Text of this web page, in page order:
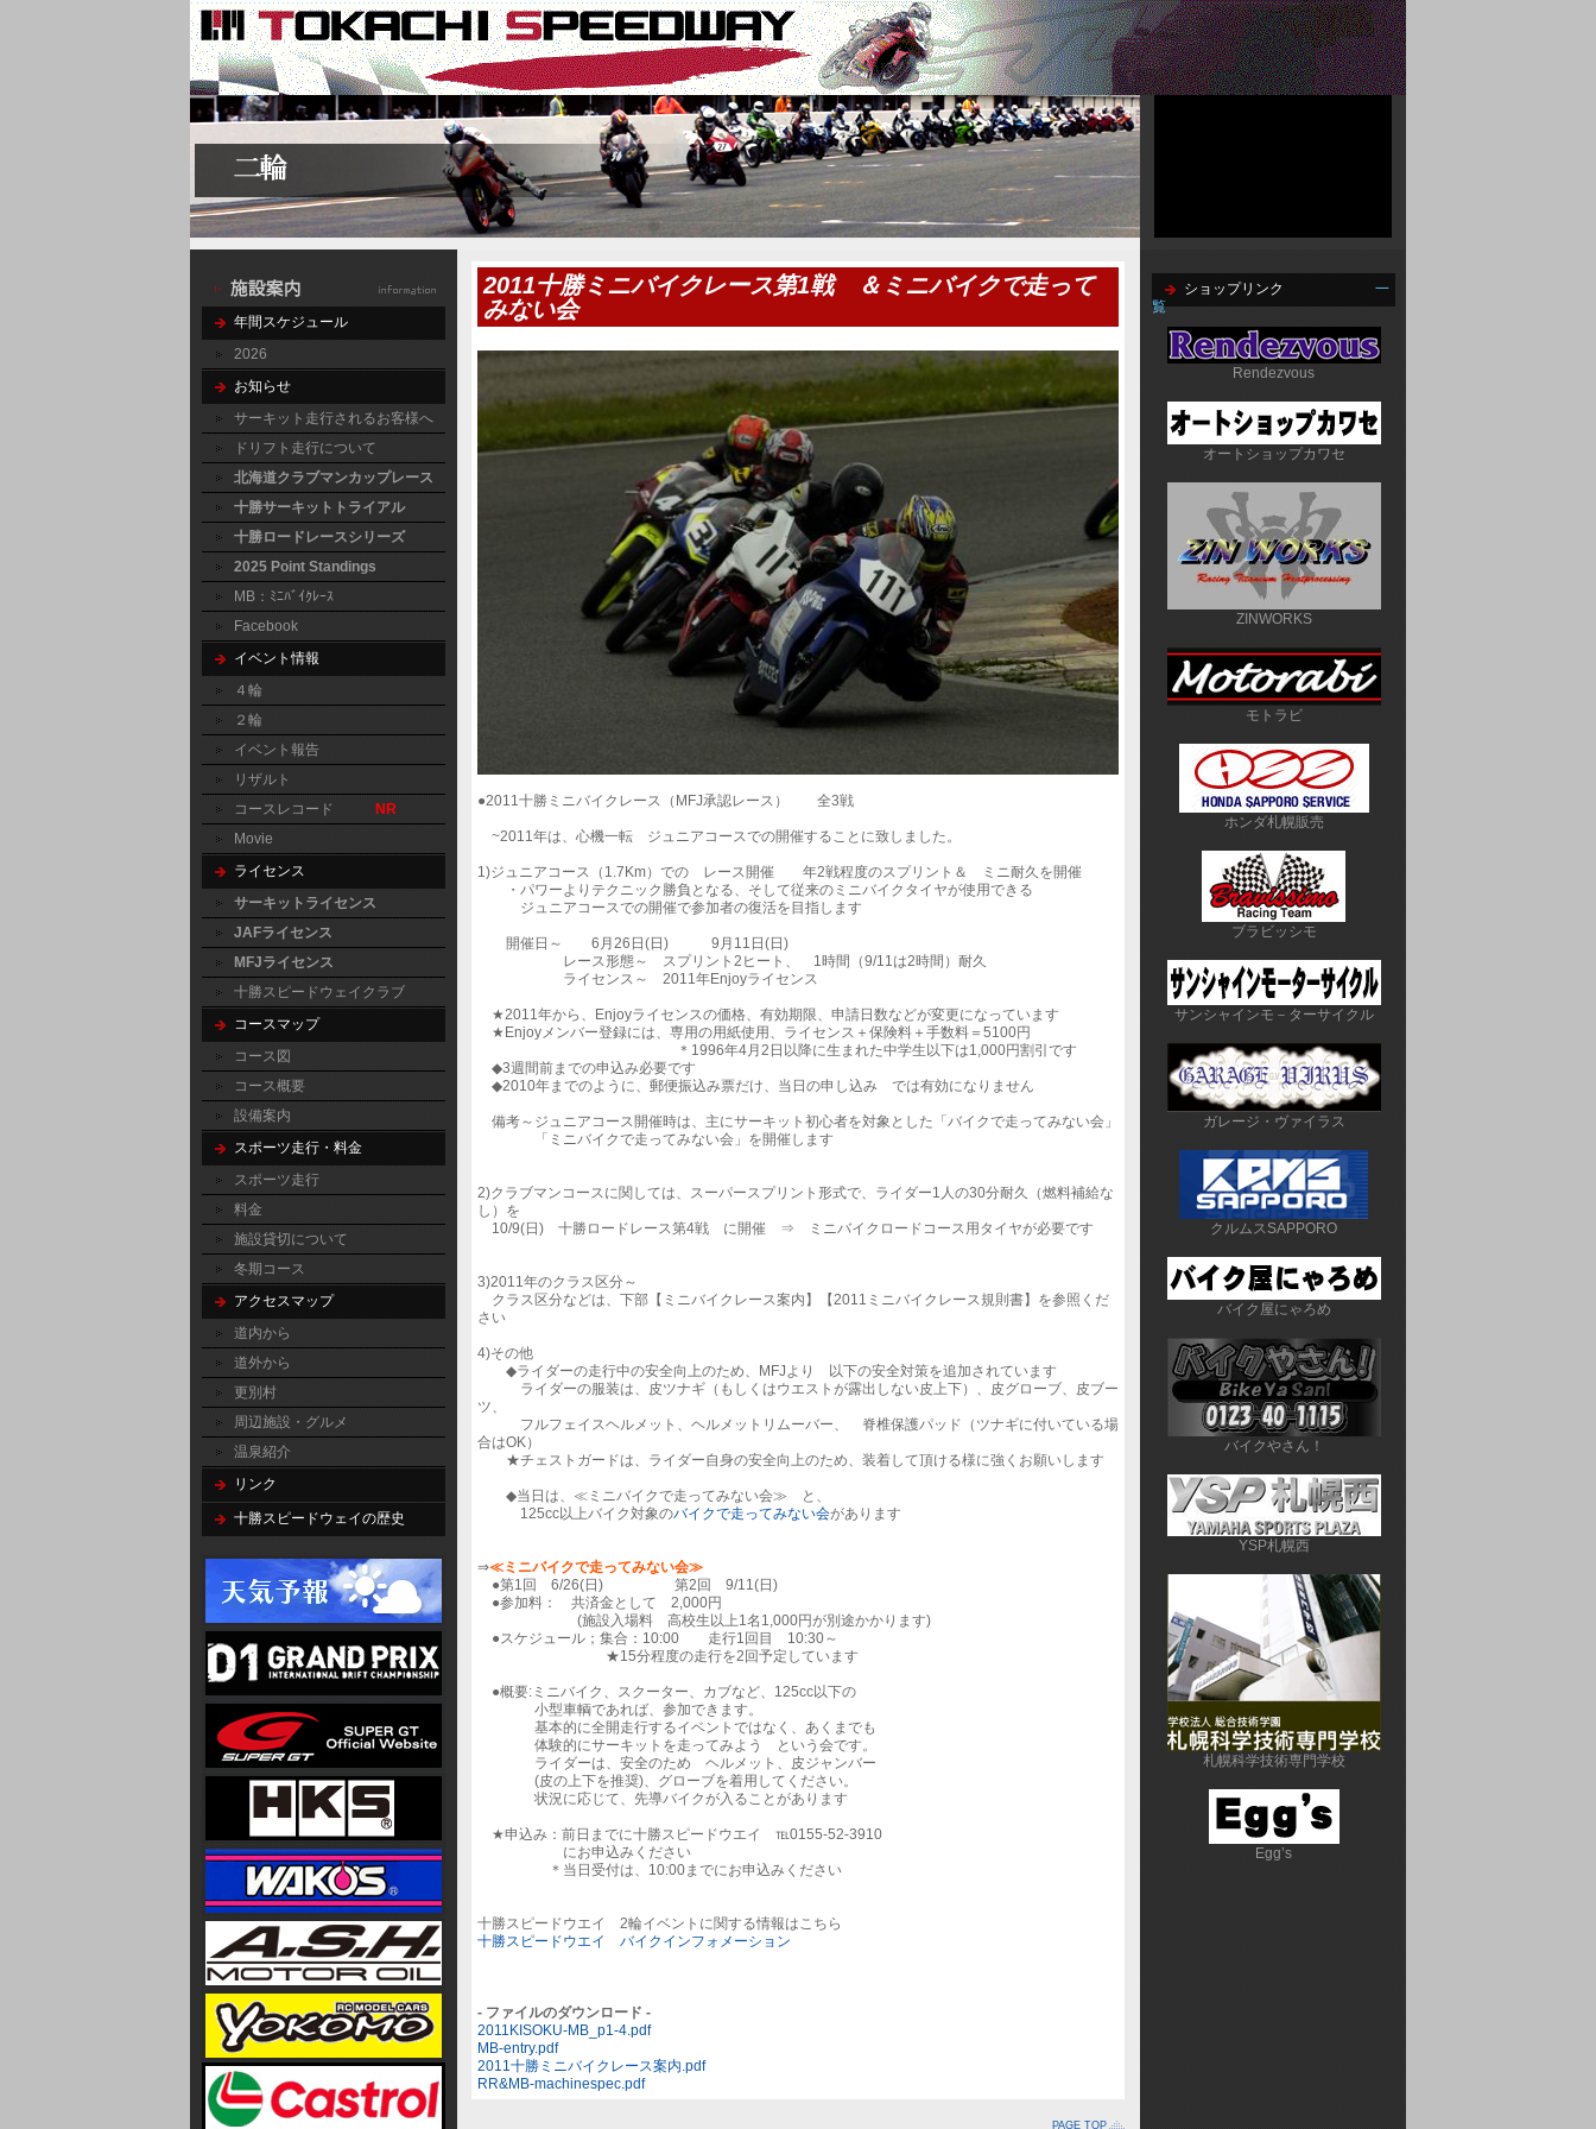
年間スケジュール
2026
お知らせ
サーキット走行されるお客様へ
ドリフト走行について
北海道クラブマンカップレース
十勝サーキットトライアル
十勝ロードレースシリーズ
2025 Point Standings
MB：ﾐﾆﾊﾞｲｸﾚｰｽ
Facebook
イベント情報
４輪
２輪
イベント報告
リザルト
コースレコード
NR
Movie
ライセンス
サーキットライセンス
JAFライセンス
MFJライセンス
十勝スピードウェイクラブ
コースマップ
コース図
コース概要
設備案内
スポーツ走行・料金
スポーツ走行
料金
施設貸切について
冬期コース
アクセスマップ
道内から
道外から
更別村
周辺施設・グルメ
温泉紹介
リンク
十勝スピードウェイの歴史
2011十勝ミニバイクレース第1戦 ＆ミニバイクで走って
みない会
●2011十勝ミニバイクレース（MFJ承認レース） 全3戦
~2011年は、心機一転 ジュニアコースでの開催することに致しました。
1)ジュニアコース（1.7Km）での レース開催 年2戦程度のスプリント＆ ミニ耐久を開催
・パワーよりテクニック勝負となる、そして従来のミニバイクタイヤが使用できる
ジュニアコースでの開催で参加者の復活を目指します
開催日～ 6月26日(日) 9月11日(日)
レース形態～ スプリント2ヒート、 1時間（9/11は2時間）耐久
ライセンス～ 2011年Enjoyライセンス
★2011年から、Enjoyライセンスの価格、有効期限、申請日数などが変更になっています
★Enjoyメンバー登録には、専用の用紙使用、ライセンス＋保険料＋手数料＝5100円
＊1996年4月2日以降に生まれた中学生以下は1,000円割引です
◆3週間前までの申込み必要です
◆2010年までのように、郵便振込み票だけ、当日の申し込み では有効になりません
備考～ジュニアコース開催時は、主にサーキット初心者を対象とした「バイクで走ってみない会」
「ミニバイクで走ってみない会」を開催します
2)クラブマンコースに関しては、スーパースプリント形式で、ライダー1人の30分耐久（燃料補給な
し）を
10/9(日) 十勝ロードレース第4戦 に開催 ⇒ ミニバイクロードコース用タイヤが必要です
3)2011年のクラス区分～
クラス区分などは、下部【ミニバイクレース案内】【2011ミニバイクレース規則書】を参照くだ
さい
4)その他
◆ライダーの走行中の安全向上のため、MFJより 以下の安全対策を追加されています
ライダーの服装は、皮ツナギ（もしくはウエストが露出しない皮上下）、皮グローブ、皮ブー
ツ、
フルフェイスヘルメット、ヘルメットリムーバー、 脊椎保護パッド（ツナギに付いている場
合はOK）
★チェストガードは、ライダー自身の安全向上のため、装着して頂ける様に強くお願いします
◆当日は、≪ミニバイクで走ってみない会≫ と、
125cc以上バイク対象のバイクで走ってみない会があります
⇒≪ミニバイクで走ってみない会≫
●第1回 6/26(日) 第2回 9/11(日)
●参加料： 共済金として 2,000円
(施設入場料 高校生以上1名1,000円が別途かかります)
●スケジュール；集合：10:00 走行1回目 10:30～
★15分程度の走行を2回予定しています
●概要:ミニバイク、スクーター、カブなど、125cc以下の
小型車輌であれば、参加できます。
基本的に全開走行するイベントではなく、あくまでも
体験的にサーキットを走ってみよう という会です。
ライダーは、安全のため ヘルメット、皮ジャンバー
(皮の上下を推奨)、グローブを着用してください。
状況に応じて、先導バイクが入ることがあります
★申込み：前日までに十勝スピードウエイ ℡0155-52-3910
にお申込みください
＊当日受付は、10:00までにお申込みください
十勝スピードウエイ 2輪イベントに関する情報はこちら
十勝スピードウエイ バイクインフォメーション
- ファイルのダウンロード -
2011KISOKU-MB_p1-4.pdf
MB-entry.pdf
2011十勝ミニバイクレース案内.pdf
RR&MB-machinespec.pdf
PAGE TOP
ショップリンク
一
覧
Rendezvous
オートショップカワセ
ZINWORKS
モトラビ
ホンダ札幌販売
ブラビッシモ
サンシャインモ－ターサイクル
ガレージ・ヴァイラス
クルムスSAPPORO
バイク屋にゃろめ
バイクやさん！
YSP札幌西
札幌科学技術専門学校
Egg’s